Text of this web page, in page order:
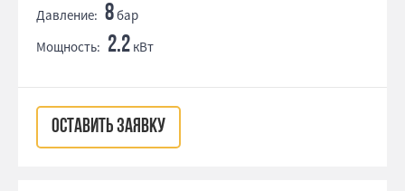
Давление: 8бар
Мощность: 2.2 кВт
ОСТАВИТЬ ЗАЯВКУ